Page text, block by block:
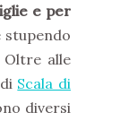
e per
stupendo
alle
Scala di
diversi